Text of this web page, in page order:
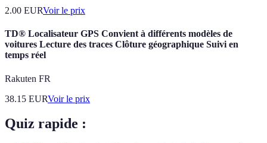
2.00 EURVoir le prix
TD® Localisateur GPS Convient à différents modèles de
voitures Lecture des traces Clôture géographique Suivi en
temps réel
Rakuten FR
38.15 EURVoir le prix
Quiz rapide :